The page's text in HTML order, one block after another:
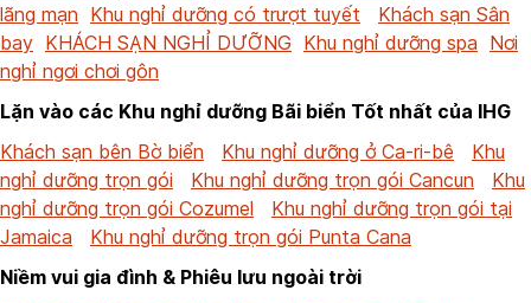
lãng mạn Khu nghỉ dưỡng có trượt tuyết
Khách sạn Sân
bay KHÁCH SẠN NGHỈ DƯỠNG Khu nghỉ dưỡng spa Nơi
nghỉ ngơi chơi gôn
Lặn vào các Khu nghỉ dưỡng Bãi biển Tốt nhất của IHG
Khách sạn bên Bờ biển
Khu nghỉ dưỡng ở Ca-ri-bê
Khu
nghỉ dưỡng trọn gói
Khu nghỉ dưỡng trọn gói Cancun
Khu
nghỉ dưỡng trọn gói Cozumel
Khu nghỉ dưỡng trọn gói tại
Jamaica
Khu nghỉ dưỡng trọn gói Punta Cana
Niềm vui gia đình & Phiêu lưu ngoài trời